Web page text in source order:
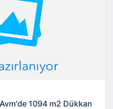
1094 m2 Dükkan